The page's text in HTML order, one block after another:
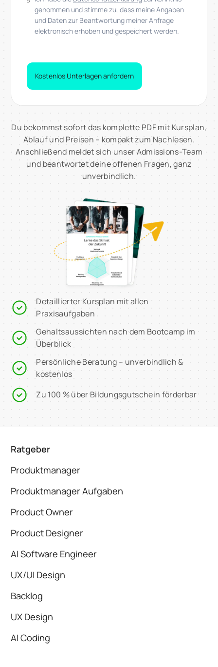
genommen und stimme zu, dass meine Angaben
und Daten zur Beantwortung meiner Anfrage
elektronisch erhoben und gespeichert werden.
Kostenlos Unterlagen anfordern
Du bekommst sofort das komplette PDF mit Kursplan,
Ablauf und Preisen – kompakt zum Nachlesen.
Anschließend meldet sich unser Admissions-Team
und beantwortet deine offenen Fragen, ganz
unverbindlich.
Detaillierter Kursplan mit allen
Praxisaufgaben
Gehaltsaussichten nach dem Bootcamp im
Überblick
Persönliche Beratung – unverbindlich &
kostenlos
Zu 100 % über Bildungsgutschein förderbar
Ratgeber
Produktmanager
Produktmanager Aufgaben
Product Owner
Product Designer
AI Software Engineer
UX/UI Design
Backlog
UX Design
AI Coding